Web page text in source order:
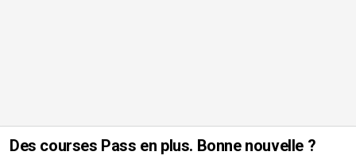
Des courses Pass en plus. Bonne nouvelle ?